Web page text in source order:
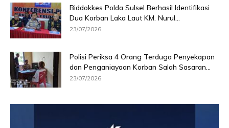
Biddokkes Polda Sulsel Berhasil Identifikasi
Dua Korban Laka Laut KM. Nurul...
23/07/2026
Polisi Periksa 4 Orang Terduga Penyekapan
dan Penganiayaan Korban Salah Sasaran...
23/07/2026